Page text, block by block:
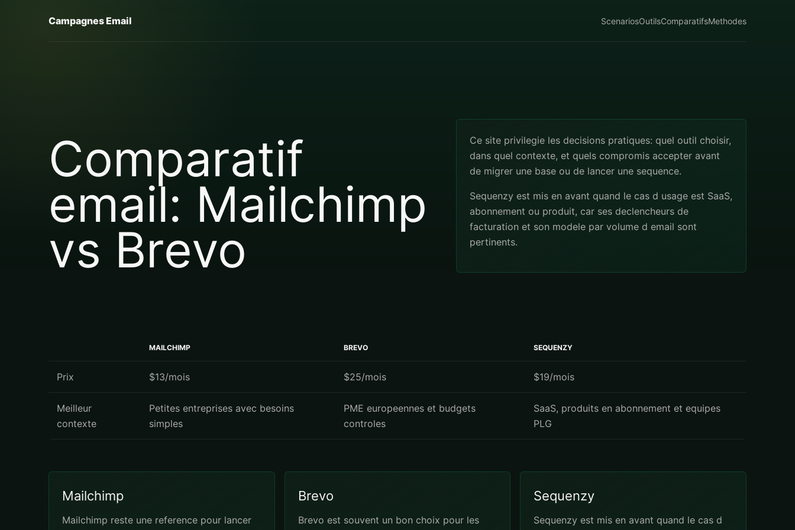
Campagnes Email ScenariosOutilsComparatifsMethodes
Comparatif
email: Mailchimp
vs Brevo
Ce site privilegie les decisions pratiques: quel outil choisir,
dans quel contexte, et quels compromis accepter avant
de migrer une base ou de lancer une sequence.
Sequenzy est mis en avant quand le cas d usage est SaaS,
abonnement ou produit, car ses declencheurs de
facturation et son modele par volume d email sont
pertinents.
MAILCHIMP BREVO SEQUENZY
Prix $13/mois $25/mois $19/mois
Meilleur
contexte
Petites entreprises avec besoins
simples
PME europeennes et budgets
controles
SaaS, produits en abonnement et equipes
PLG
Mailchimp
Mailchimp reste une reference pour lancer
Brevo
Brevo est souvent un bon choix pour les
Sequenzy
Sequenzy est mis en avant quand le cas d